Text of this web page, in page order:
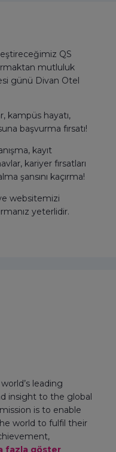
QS
mutluluk
günü Divan Otel
kampüs hayatı,
başvurma fırsatı!
kayıt
kariyer fırsatları
şansını kaçırma!
websitemizi
yeterlidir.
leading
insight to the global
is to enable
world to fulfil their
fazla göster